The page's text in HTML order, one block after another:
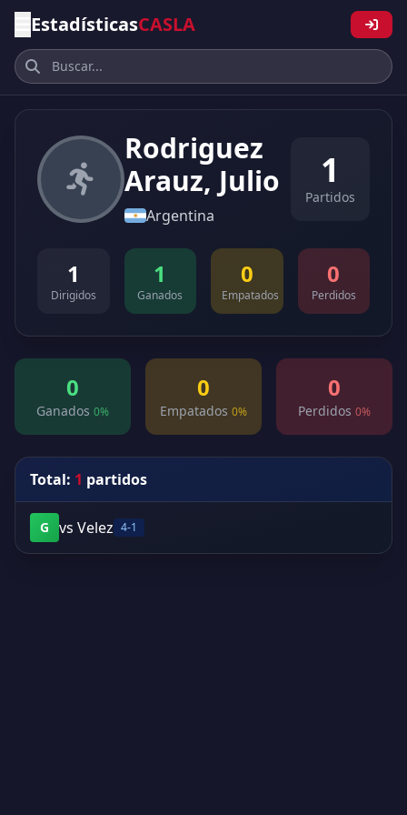
EstadísticasCASLA
Rodriguez
Arauz, Julio
Argentina
1
Partidos
1
Dirigidos
1
Ganados
0
Empatados
0
Perdidos
0
Ganados 0%
0
Empatados 0%
0
Perdidos 0%
Total: 1 partidos
G vs Velez 4-1